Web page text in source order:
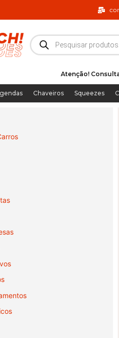
Pesquisar
produtos
Atenção!
Chaveiros Squeezes